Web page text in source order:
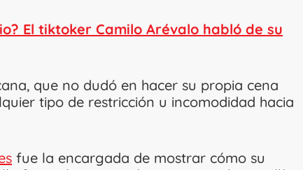
El tiktoker Camilo Arévalo habló de su
que no dudó en hacer su propia cena
tipo de restricción u incomodidad hacia
fue la encargada de mostrar cómo su